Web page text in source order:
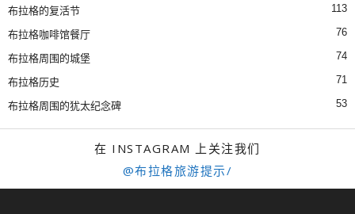
布拉格的复活节 113
布拉格咖啡馆餐厅 76
布拉格周围的城堡 74
布拉格历史 71
布拉格周围的犹太纪念碑 53
在 INSTAGRAM 上关注我们
@布拉格旅游提示/